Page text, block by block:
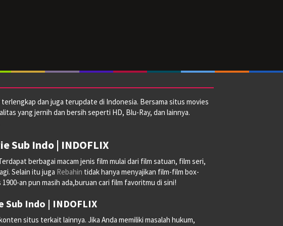
dan juga terupdate di Indonesia. Bersama situs movies
yang jernih dan bersih seperti HD, Blu-Ray, dan lainnya.
Sub Indo | INDOFLIX
berbagai macam jenis film mulai dari film satuan, film seri,
Selain itu juga Rebahin tidak hanya menyajikan film-film box-
an pun masih ada,buruan cari film favoritmu di sini!
Indo | INDOFLIX
situs terkait lainnya. Jika Anda memiliki masalah hukum,